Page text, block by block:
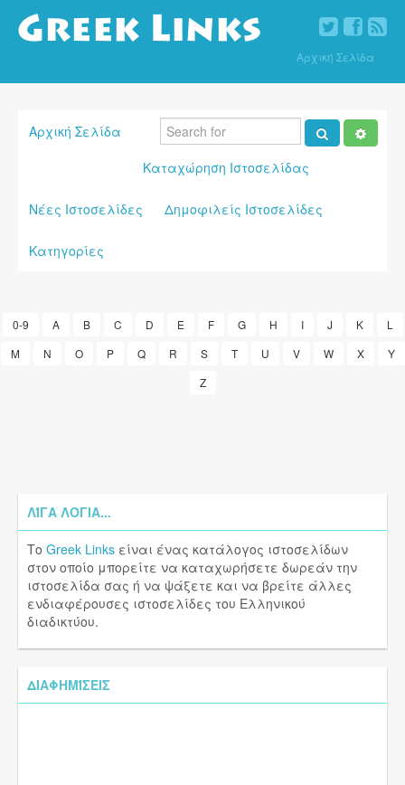
Αρχική Σελίδα
Αρχική Σελίδα
Καταχώρηση Ιστοσελίδας
Νέες Ιστοσελίδες Δημοφιλείς Ιστοσελίδες
Κατηγορίες
0-9 A B C D E F G H I J K
L
M
N O P Q R S T U V W X
Y
Z
ΛΊΓΑ ΛΌΓΙΑ...
Το Greek Links είναι ένας κατάλογος ιστοσελίδων
στον οποίο μπορείτε να καταχωρήσετε δωρεάν την
ιστοσελίδα σας ή να ψάξετε και να βρείτε άλλες
ενδιαφέρουσες ιστοσελίδες του Ελληνικού
διαδικτύου.
ΔΙΑΦΗΜΊΣΕΙΣ